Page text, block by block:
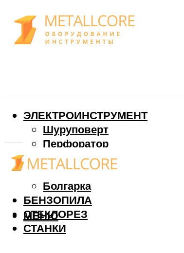
ЭЛЕКТРОИНСТРУМЕНТ
Шуруповерт
Перфоратор
Дрель
Фрезер
Болгарка
БЕНЗОПИЛА
СТЕКЛОРЕЗ
СТАНКИ
МЕНЮ